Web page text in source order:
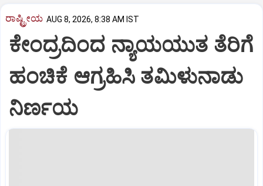
ರಾಷ್ಟ್ರೀಯ AUG 8, 2026, 8:38 AM IST
ಕೇಂದ್ರದಿಂದ ನ್ಯಾಯಯುತ ತೆರಿಗೆ
ಹಂಚಿಕೆ ಆಗ್ರಹಿಸಿ ತಮಿಳುನಾಡು
ನಿರ್ಣಯ